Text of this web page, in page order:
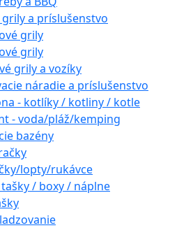
grily a príslušenstvo
grily
grily
grily a vozíky
náradie a príslušenstvo
- kotlíky / kotliny / kotle
- voda/pláž/kemping
bazény
lopty/rukávce
/ boxy / náplne